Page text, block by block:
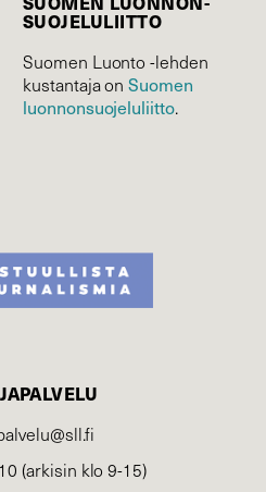
SUOJELU­LIITTO
Suomen Luonto -lehden
kustantaja onSuomen
luonnonsuojelu­liitto.
(arkisin klo 9-15)